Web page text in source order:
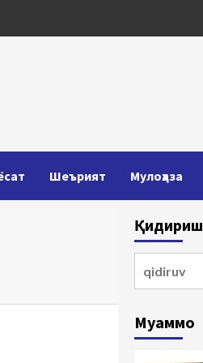
Шеърият Мулоҳаза
Қидириш
Муаммо